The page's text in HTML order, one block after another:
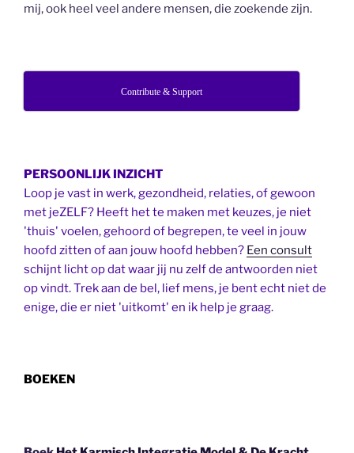
mij, ook heel veel andere mensen, die zoekende zijn.
Contribute & Support
PERSOONLIJK INZICHT
Loop je vast in werk, gezondheid, relaties, of gewoon
met jeZELF? Heeft het te maken met keuzes, je niet
'thuis' voelen, gehoord of begrepen, te veel in jouw
hoofd zitten of aan jouw hoofd hebben? Een consult
schijnt licht op dat waar jij nu zelf de antwoorden niet
op vindt. Trek aan de bel, lief mens, je bent echt niet de
enige, die er niet 'uitkomt' en ik help je graag.
BOEKEN